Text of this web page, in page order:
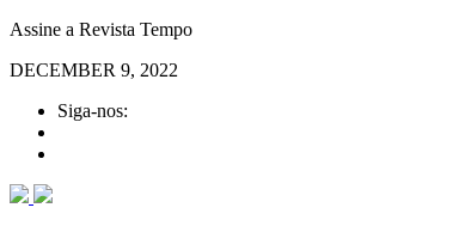
Assine a Revista Tempo
DECEMBER 9, 2022
Siga-nos: